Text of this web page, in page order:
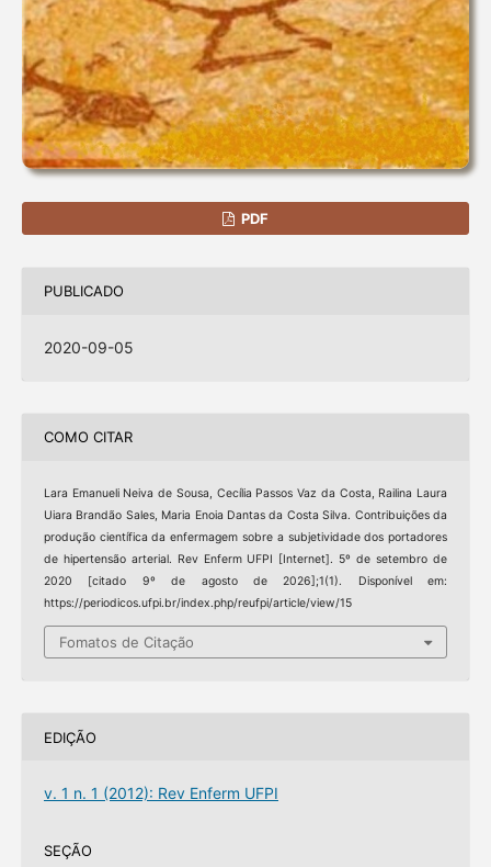
PDF
PUBLICADO
2020-09-05
COMO CITAR
Lara Emanueli Neiva de Sousa, Cecília Passos Vaz da Costa, Railina Laura
Uiara Brandão Sales, Maria Enoia Dantas da Costa Silva. Contribuições da
produção científica da enfermagem sobre a subjetividade dos portadores
de hipertensão arterial. Rev Enferm UFPI [Internet]. 5º de setembro de
2020 [citado 9º de agosto de 2026];1(1). Disponível em:
https://periodicos.ufpi.br/index.php/reufpi/article/view/15
Fomatos de Citação
EDIÇÃO
v. 1 n. 1 (2012): Rev Enferm UFPI
SEÇÃO